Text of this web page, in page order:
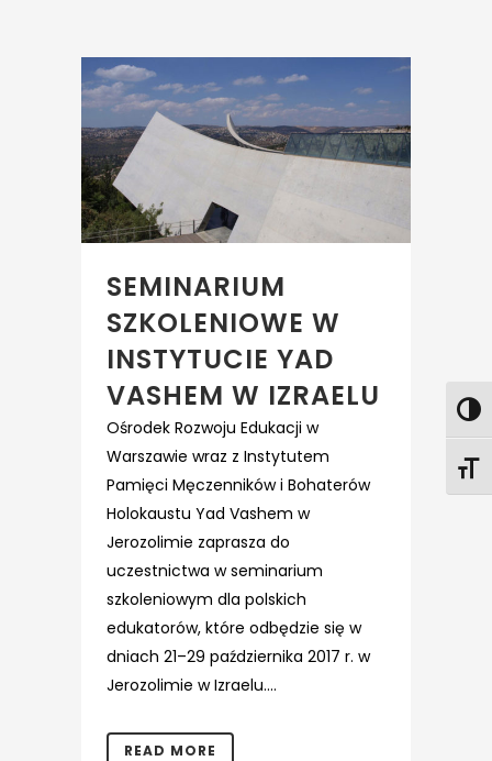
SEMINARIUM
SZKOLENIOWE W
INSTYTUCIE YAD
VASHEM W IZRAELU
Ośrodek Rozwoju Edukacji w
Warszawie wraz z Instytutem
Pamięci Męczenników i Bohaterów
Holokaustu Yad Vashem w
Jerozolimie zaprasza do
uczestnictwa w seminarium
szkoleniowym dla polskich
edukatorów, które odbędzie się w
dniach 21–29 października 2017 r. w
Jerozolimie w Izraelu....
READ MORE